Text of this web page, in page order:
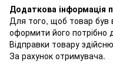
Додаткова інформація
Для того, щоб товар був
оформити його потрібно
Відправки товару
За рахунок отримувача.